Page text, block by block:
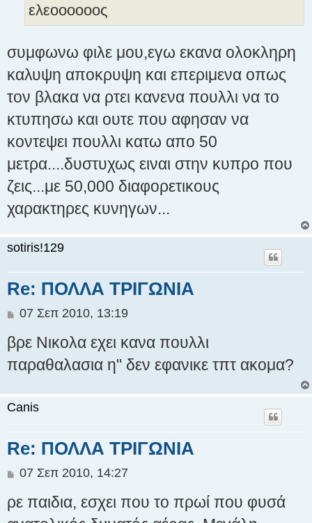
ελεοοοοοος
συμφωνω φιλε μου,εγω εκανα ολοκληρη
καλυψη αποκρυψη και επεριμενα οπως
τον βλακα να ρτει κανενα πουλλι να το
κτυπησω και ουτε που αφησαν να
κοντεψει πουλλι κατω απο 50
μετρα....δυστυχως ειναι στην κυπρο που
ζεις...με 50,000 διαφορετικους
χαρακτηρες κυνηγων...
sotiris!129
Re: ΠΟΛΛΑ ΤΡΙΓΩΝΙΑ
Δ
μ
ο
σ
υ
η
07 Σεπ 2010, 13:19
βρε Νικολα εχει κανα πουλλι
παραθαλασια η" δεν εφανικε τπτ ακομα?
Canis
Re: ΠΟΛΛΑ ΤΡΙΓΩΝΙΑ
Δ
μ
07 Σεπ 2010, 14:27
ρε παιδια, εσχει που το πρωί που φυσά